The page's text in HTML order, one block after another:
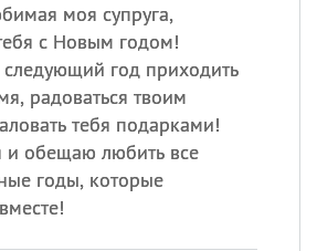
моя супруга,
с Новым годом!
год приходить
радоваться твоим
тебя подарками!
и обещаю любить все
годы, которые